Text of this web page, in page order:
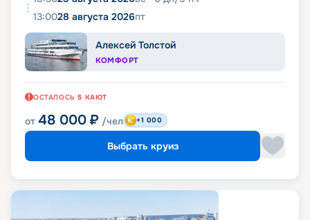
13:0028 августа 2026пт
Алексей Толстой
КОМФОРТ
ОСТАЛОСЬ 5 КАЮТ
от 48 000 ₽ /чел +1 000
Выбрать круиз